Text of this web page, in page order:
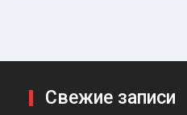
Свежие записи